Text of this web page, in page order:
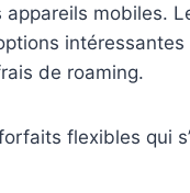
mobiles.
de roaming.
flexibles qui